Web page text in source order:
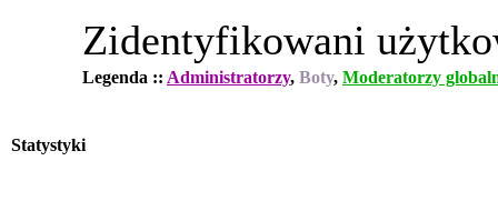
Zidentyfikowani
Legenda :: Administratorzy, Boty, Moderatorzy
Statystyki